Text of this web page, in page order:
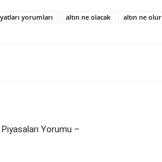
yorumları altın ne olacak altın ne olur
Yorumu –